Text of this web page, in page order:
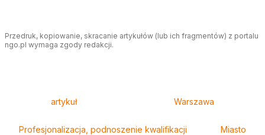
Przedruk, kopiowanie, skracanie artykułów (lub ich fragmentów) z portalu
ngo.pl wymaga zgody redakcji.
artykuł Warszawa
Profesjonalizacja, podnoszenie kwalifikacji Miasto